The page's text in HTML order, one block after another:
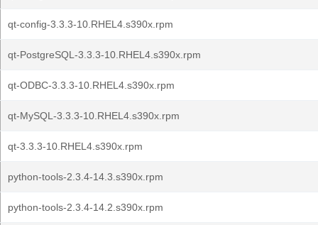
qt-config-3.3.3-10.RHEL4.s390x.rpm
qt-PostgreSQL-3.3.3-10.RHEL4.s390x.rpm
qt-ODBC-3.3.3-10.RHEL4.s390x.rpm
qt-MySQL-3.3.3-10.RHEL4.s390x.rpm
qt-3.3.3-10.RHEL4.s390x.rpm
python-tools-2.3.4-14.3.s390x.rpm
python-tools-2.3.4-14.2.s390x.rpm